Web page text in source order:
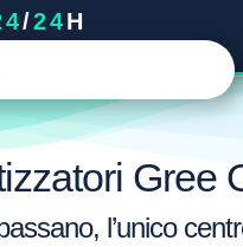
/24H
Gree
l’unico